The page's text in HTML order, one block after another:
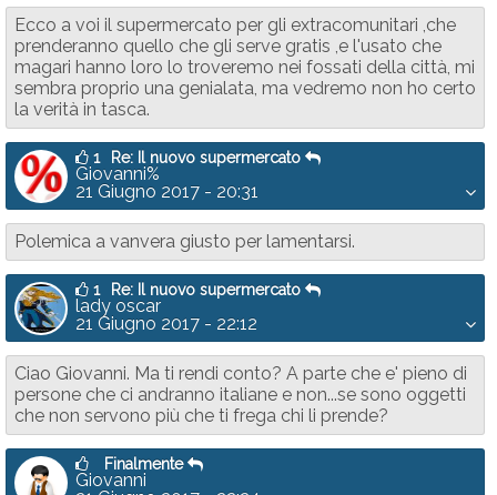
Ecco a voi il supermercato per gli extracomunitari ,che
prenderanno quello che gli serve gratis ,e l'usato che
magari hanno loro lo troveremo nei fossati della città, mi
sembra proprio una genialata, ma vedremo non ho certo
la verità in tasca.
1 Re: Il nuovo supermercato
Giovanni%
21 Giugno 2017 - 20:31
Polemica a vanvera giusto per lamentarsi.
1 Re: Il nuovo supermercato
lady oscar
21 Giugno 2017 - 22:12
Ciao Giovanni. Ma ti rendi conto? A parte che e' pieno di
persone che ci andranno italiane e non...se sono oggetti
che non servono più che ti frega chi li prende?
Finalmente
Giovanni